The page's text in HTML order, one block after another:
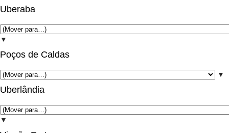
Uberaba
▼
Poços de Caldas
▼
Uberlândia
▼